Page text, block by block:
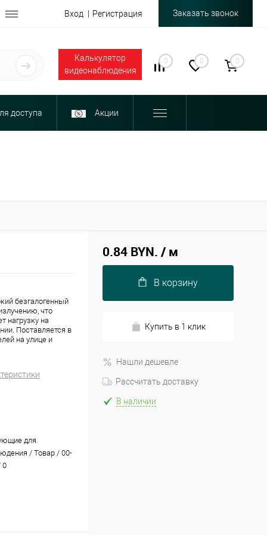
Вход Регистрация Заказать звонок
Калькулятор
видеонаблюдения
0 0 0
доступа Акции
безгалогенный
что
нагрузку на
Поставляется в
на улице и
для
/ Товар / 00-
0
0.84 BYN. / м
В корзину
Купить в 1 клик
Нашли дешевле
Рассчитать доставку
В наличии